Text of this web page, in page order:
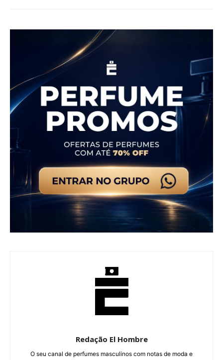
Redação El Hombre
O seu canal de perfumes masculinos com notas de moda e